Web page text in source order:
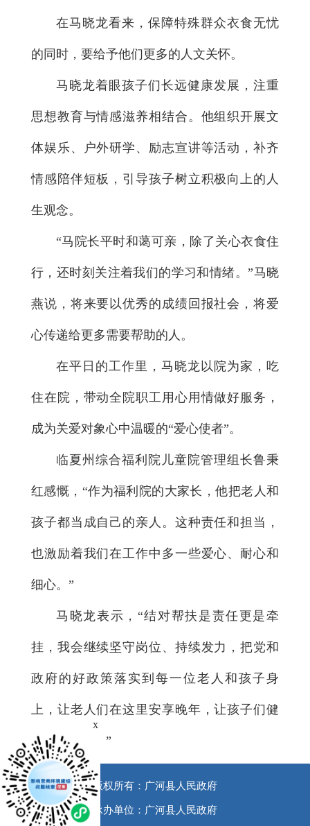
在马晓龙看来，保障特殊群众衣食无忧
的同时，要给予他们更多的人文关怀。
马晓龙着眼孩子们长远健康发展，注重
思想教育与情感滋养相结合。他组织开展文
体娱乐、户外研学、励志宣讲等活动，补齐
情感陪伴短板，引导孩子树立积极向上的人
生观念。
“马院长平时和蔼可亲，除了关心衣食住
行，还时刻关注着我们的学习和情绪。”马晓
燕说，将来要以优秀的成绩回报社会，将爱
心传递给更多需要帮助的人。
在平日的工作里，马晓龙以院为家，吃
住在院，带动全院职工用心用情做好服务，
成为关爱对象心中温暖的“爱心使者”。
临夏州综合福利院儿童院管理组长鲁秉
红感慨，“作为福利院的大家长，他把老人和
孩子都当成自己的亲人。这种责任和担当，
也激励着我们在工作中多一些爱心、耐心和
细心。”
马晓龙表示，“结对帮扶是责任更是牵
挂，我会继续坚守岗位、持续发力，把党和
政府的好政策落实到每一位老人和孩子身
上，让老人们在这里安享晚年，让孩子们健
康快乐成长。”
版权所有：广河县人民政府
承办单位：广河县人民政府
x